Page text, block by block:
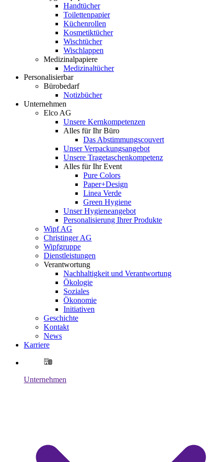
Handtücher
Toilettenpapier
Küchenrollen
Kosmetiktücher
Wischtücher
Wischlappen
Medizinalpapiere
Medizinaltücher
Personalisierbar
Bürobedarf
Notizbücher
Unternehmen
Elco AG
Unsere Kernkompetenzen
Alles für Ihr Büro
Das Abstimmungscouvert
Unser Verpackungsangebot
Unsere Tragetaschenkompetenz
Alles für Ihr Event
Pure Colors
Paper+Design
Linea Verde
Green Hygiene
Unser Hygieneangebot
Personalisierung Ihrer Produkte
Wipf AG
Christinger AG
Wipfgruppe
Dienstleistungen
Verantwortung
Nachhaltigkeit und Verantwortung
Ökologie
Soziales
Ökonomie
Initiativen
Geschichte
Kontakt
News
Karriere
Unternehmen